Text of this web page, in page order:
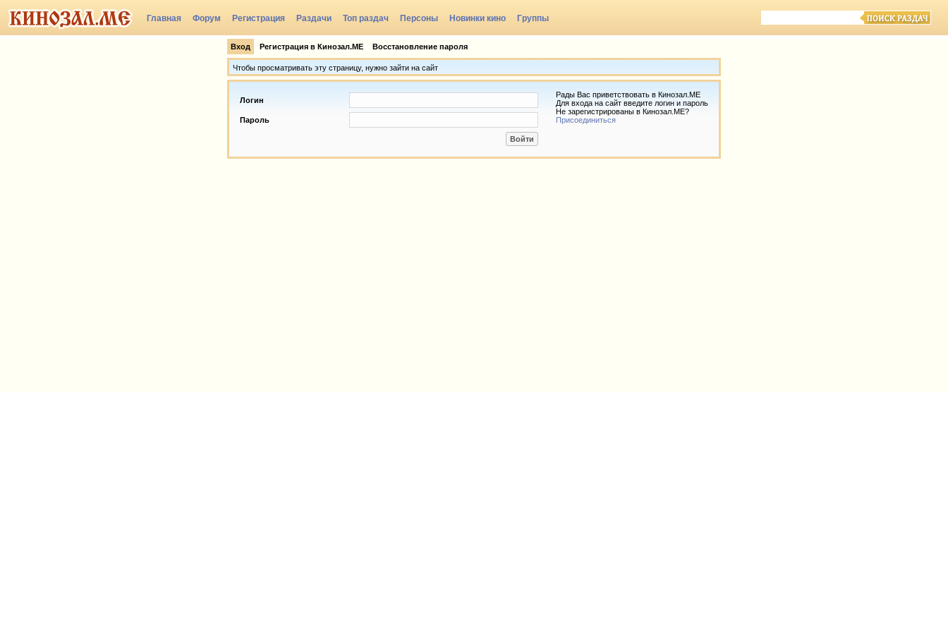
Главная Форум Регистрация Раздачи Топ раздач Персоны Новинки кино Группы
Вход Регистрация в Кинозал.МЕ Восстановление пароля
Чтобы просматривать эту страницу, нужно зайти на сайт
Логин
Пароль
Рады Вас приветствовать в Кинозал.МЕ
Для входа на сайт введите логин и пароль
Не зарегистрированы в Кинозал.МЕ?
Присоединиться